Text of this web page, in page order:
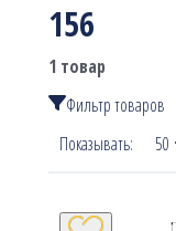
156
1 товар
Фильтр товаров
Показывать:
50